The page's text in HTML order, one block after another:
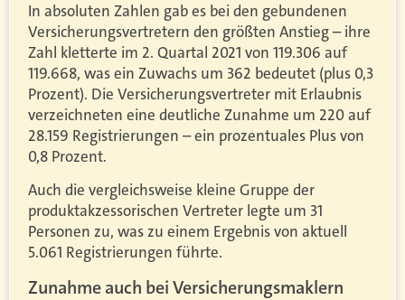
In absoluten Zahlen gab es bei den gebundenen
Versicherungsvertretern den größten Anstieg – ihre
Zahl kletterte im 2. Quartal 2021 von 119.306 auf
119.668, was ein Zuwachs um 362 bedeutet (plus 0,3
Prozent). Die Versicherungsvertreter mit Erlaubnis
verzeichneten eine deutliche Zunahme um 220 auf
28.159 Registrierungen – ein prozentuales Plus von
0,8 Prozent.
Auch die vergleichsweise kleine Gruppe der
produktakzessorischen Vertreter legte um 31
Personen zu, was zu einem Ergebnis von aktuell
5.061 Registrierungen führte.
Zunahme auch bei Versicherungsmaklern